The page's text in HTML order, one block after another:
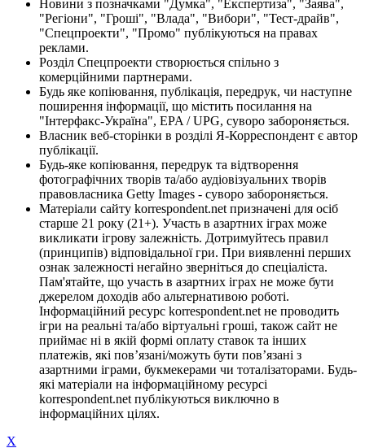
Новини з позначками "Думка", "Експертиза", "Заява",
"Регіони", "Гроші", "Влада", "Вибори", "Тест-драйв",
"Спецпроекти", "Промо" публікуються на правах
реклами.
Розділ Спецпроекти створюється спільно з
комерційними партнерами.
Будь яке копіювання, публікація, передрук, чи наступне
поширення інформації, що містить посилання на
"Інтерфакс-Україна", EPA / UPG, суворо забороняється.
Власник веб-сторінки в розділі Я-Корреспондент є автор
публікації.
Будь-яке копіювання, передрук та відтворення
фотографічних творів та/або аудіовізуальних творів
правовласника Getty Images - суворо забороняється.
Матеріали сайту korrespondent.net призначені для осіб
старше 21 року (21+). Участь в азартних іграх може
викликати ігрову залежність. Дотримуйтесь правил
(принципів) відповідальної гри. При виявленні перших
ознак залежності негайно зверніться до спеціаліста.
Пам'ятайте, що участь в азартних іграх не може бути
джерелом доходів або альтернативою роботі.
Інформаційний ресурс korrespondent.net не проводить
ігри на реальні та/або віртуальні гроші, також сайт не
приймає ні в якій формі оплату ставок та інших
платежів, які пов’язані/можуть бути пов’язані з
азартними іграми, букмекерами чи тоталізаторами. Будь-
які матеріали на інформаційному ресурсі
korrespondent.net публікуються виключно в
інформаційних цілях.
X